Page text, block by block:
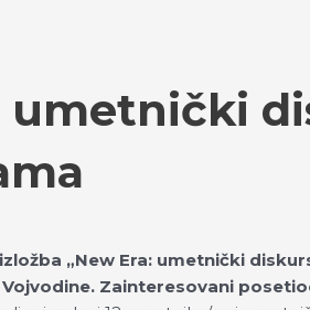
umetnički
„New Era: umetnički
Zainteresovani